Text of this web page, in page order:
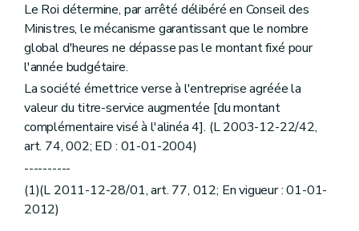
Le Roi détermine, par arrêté délibéré en Conseil des
Ministres, le mécanisme garantissant que le nombre
global d'heures ne dépasse pas le montant fixé pour
l'année budgétaire.
La société émettrice verse à l'entreprise agréée la
valeur du titre-service augmentée [du montant
complémentaire visé à l'alinéa 4]. (L 2003-12-22/42,
art. 74, 002; ED : 01-01-2004)
----------
(1)(L 2011-12-28/01, art. 77, 012; En vigueur : 01-01-
2012)